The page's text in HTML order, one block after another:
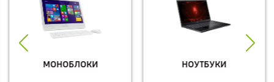
МОНОБЛОКИ НОУТБУКИ